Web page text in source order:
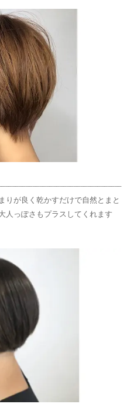
りが良く乾かすだけで自然とまと
人っぽさもプラスしてくれます